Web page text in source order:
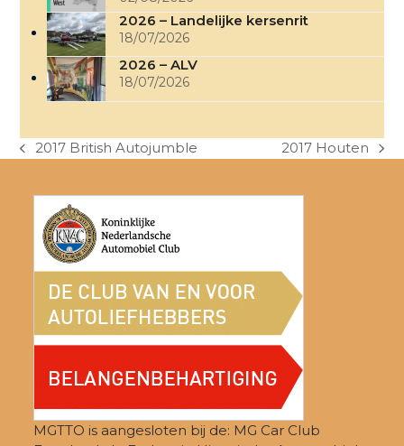
2026 – Landelijke kersenrit
18/07/2026
2026 – ALV
18/07/2026
previous
2017 British Autojumble
next
2017 Houten
MGTTO is aangesloten bij de: MG Car Club